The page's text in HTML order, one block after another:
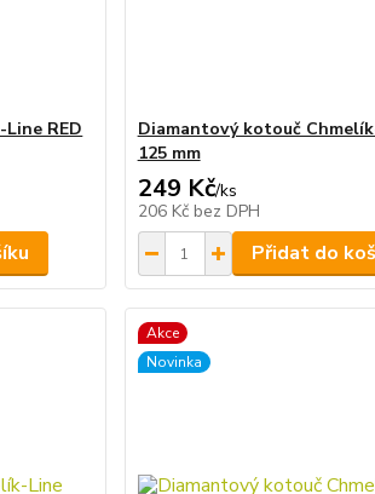
RED
Diamantový kotouč
125 mm
249 Kč/ks
206 Kč bez DPH
Přidat do
Akce
Novinka